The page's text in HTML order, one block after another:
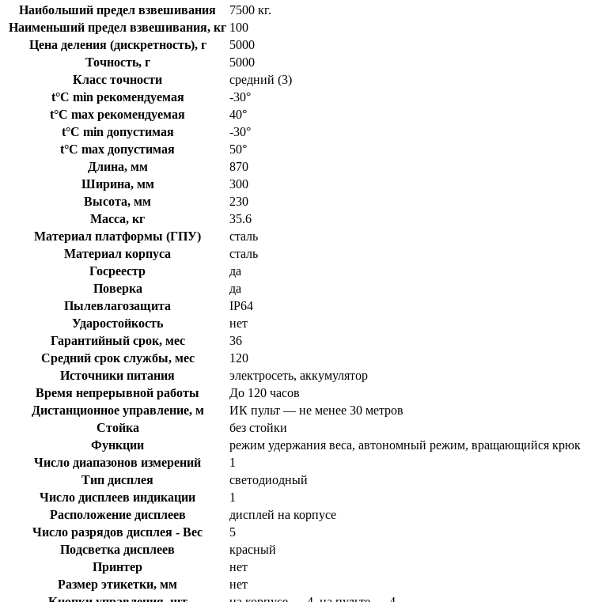
Наибольший предел взвешивания
7500 кг.
Наименьший предел взвешивания, кг 100
Цена деления (дискретность), г
5000
Точность, г
5000
Класс точности
средний (3)
t°C min рекомендуемая
-30°
t°C max рекомендуемая
40°
t°C min допустимая
-30°
t°C max допустимая
50°
Длина, мм
870
Ширина, мм
300
Высота, мм
230
Масса, кг
35.6
Материал платформы (ГПУ)
сталь
Материал корпуса
сталь
Госреестр
да
Поверка
да
Пылевлагозащита
IP64
Ударостойкость
нет
Гарантийный срок, мес
36
Средний срок службы, мес
120
Источники питания
электросеть, аккумулятор
Время непрерывной работы
До 120 часов
Дистанционное управление, м
ИК пульт — не менее 30 метров
Стойка
без стойки
Функции
режим удержания веса, автономный режим, вращающийся крюк
Число диапазонов измерений
1
Тип дисплея
светодиодный
Число дисплеев индикации
1
Расположение дисплеев
дисплей на корпусе
Число разрядов дисплея - Вес
5
Подсветка дисплеев
красный
Принтер
нет
Размер этикетки, мм
нет